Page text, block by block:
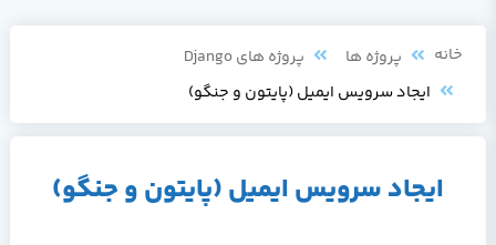
خانه پروژه ها
پروژه های Django
ایجاد سرویس ایمیل (پایتون و جنگو)
ایجاد سرویس ایمیل (پایتون و جنگو)